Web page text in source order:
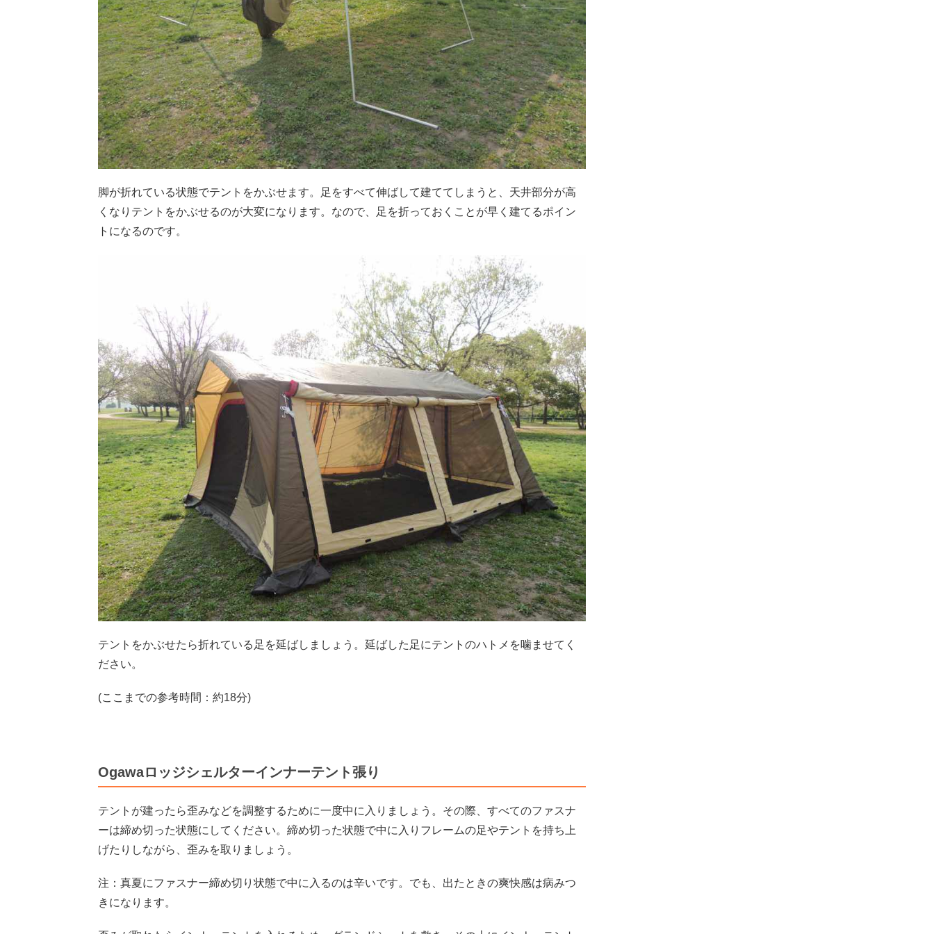
脚が折れている状態でテントをかぶせます。足をすべて伸ばして建ててしまうと、天井部分が高
くなりテントをかぶせるのが大変になります。なので、足を折っておくことが早く建てるポイン
トになるのです。
テントをかぶせたら折れている足を延ばしましょう。延ばした足にテントのハトメを噛ませてく
ださい。
(ここまでの参考時間：約18分)
Ogawaロッジシェルターインナーテント張り
テントが建ったら歪みなどを調整するために一度中に入りましょう。その際、すべてのファスナ
ーは締め切った状態にしてください。締め切った状態で中に入りフレームの足やテントを持ち上
げたりしながら、歪みを取りましょう。
注：真夏にファスナー締め切り状態で中に入るのは辛いです。でも、出たときの爽快感は病みつ
きになります。